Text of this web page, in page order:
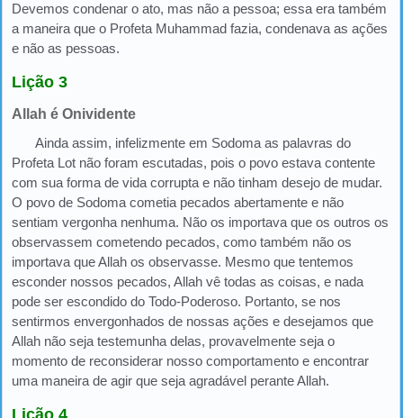
Devemos condenar o ato, mas não a pessoa; essa era também
a maneira que o Profeta Muhammad fazia, condenava as ações
e não as pessoas.
Lição 3
Allah é Onividente
Ainda assim, infelizmente em Sodoma as palavras do
Profeta Lot não foram escutadas, pois o povo estava contente
com sua forma de vida corrupta e não tinham desejo de mudar.
O povo de Sodoma cometia pecados abertamente e não
sentiam vergonha nenhuma. Não os importava que os outros os
observassem cometendo pecados, como também não os
importava que Allah os observasse. Mesmo que tentemos
esconder nossos pecados, Allah vê todas as coisas, e nada
pode ser escondido do Todo-Poderoso. Portanto, se nos
sentirmos envergonhados de nossas ações e desejamos que
Allah não seja testemunha delas, provavelmente seja o
momento de reconsiderar nosso comportamento e encontrar
uma maneira de agir que seja agradável perante Allah.
Lição 4